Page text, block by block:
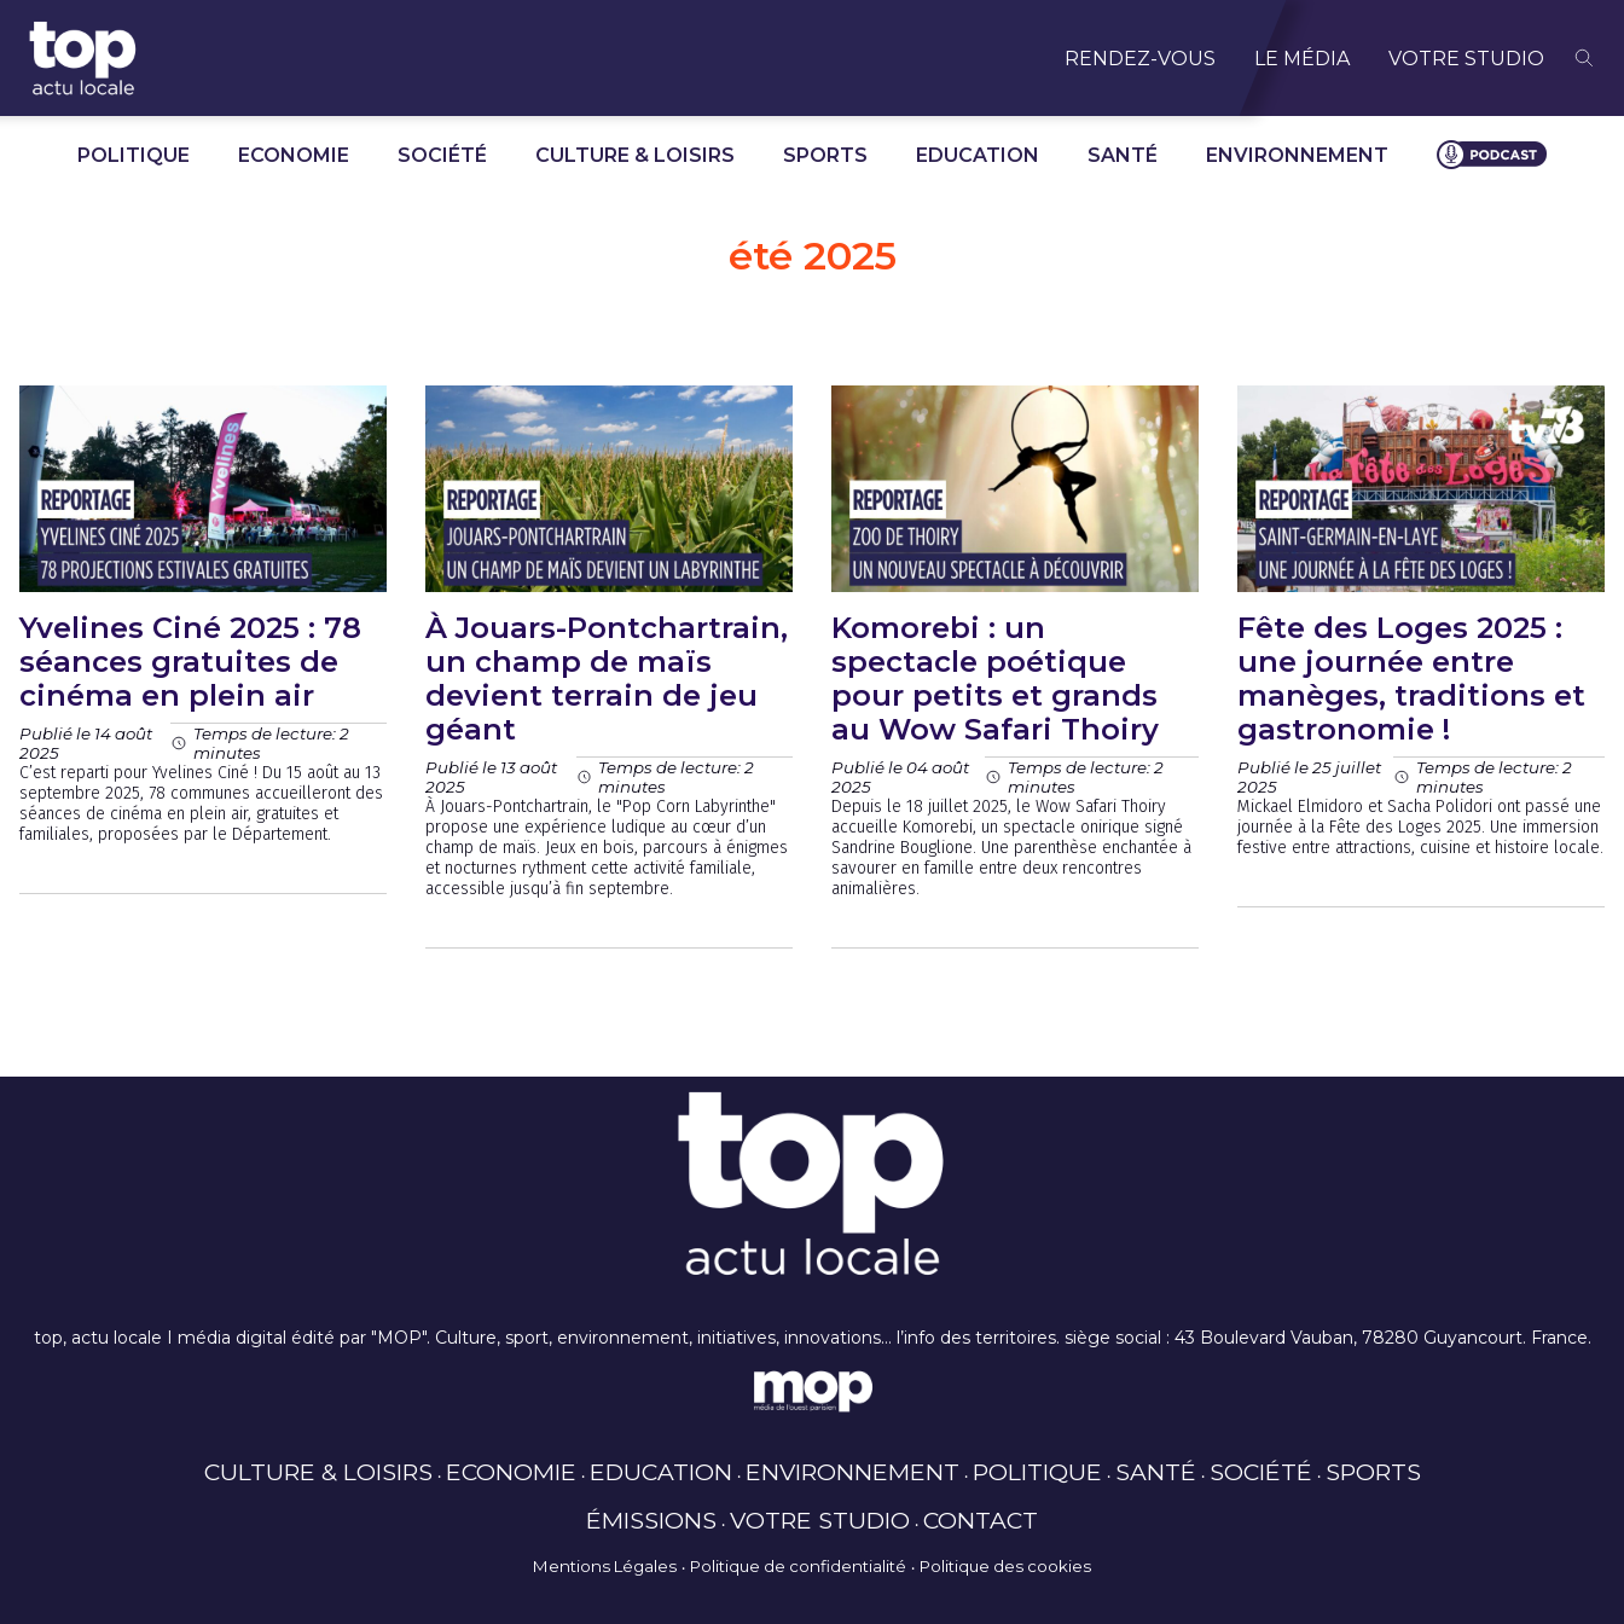
RENDEZ-VOUS LE MÉDIA VOTRE STUDIO
POLITIQUE ECONOMIE SOCIÉTÉ CULTURE & LOISIRS SPORTS EDUCATION SANTÉ ENVIRONNEMENT
été 2025
Yvelines Ciné 2025 : 78
séances gratuites de
cinéma en plein air
Publié le 14 août
2025
Temps de lecture: 2
minutes
C’est reparti pour Yvelines Ciné ! Du 15 août au 13
septembre 2025, 78 communes accueilleront des
séances de cinéma en plein air, gratuites et
familiales, proposées par le Département.
À Jouars-Pontchartrain,
un champ de maïs
devient terrain de jeu
géant
Publié le 13 août
2025
Temps de lecture: 2
minutes
À Jouars-Pontchartrain, le "Pop Corn Labyrinthe"
propose une expérience ludique au cœur d’un
champ de maïs. Jeux en bois, parcours à énigmes
et nocturnes rythment cette activité familiale,
accessible jusqu’à fin septembre.
Komorebi : un
spectacle poétique
pour petits et grands
au Wow Safari Thoiry
Publié le 04 août
2025
Temps de lecture: 2
minutes
Depuis le 18 juillet 2025, le Wow Safari Thoiry
accueille Komorebi, un spectacle onirique signé
Sandrine Bouglione. Une parenthèse enchantée à
savourer en famille entre deux rencontres
animalières.
Fête des Loges 2025 :
une journée entre
manèges, traditions et
gastronomie !
Publié le 25 juillet
2025
Temps de lecture: 2
minutes
Mickael Elmidoro et Sacha Polidori ont passé une
journée à la Fête des Loges 2025. Une immersion
festive entre attractions, cuisine et histoire locale.
top, actu locale I média digital édité par "MOP". Culture, sport, environnement, initiatives, innovations… l’info des territoires. siège social : 43 Boulevard Vauban, 78280 Guyancourt. France.
CULTURE & LOISIRS ECONOMIE EDUCATION ENVIRONNEMENT POLITIQUE SANTÉ SOCIÉTÉ SPORTS
ÉMISSIONS VOTRE STUDIO CONTACT
Mentions Légales Politique de confidentialité Politique des cookies